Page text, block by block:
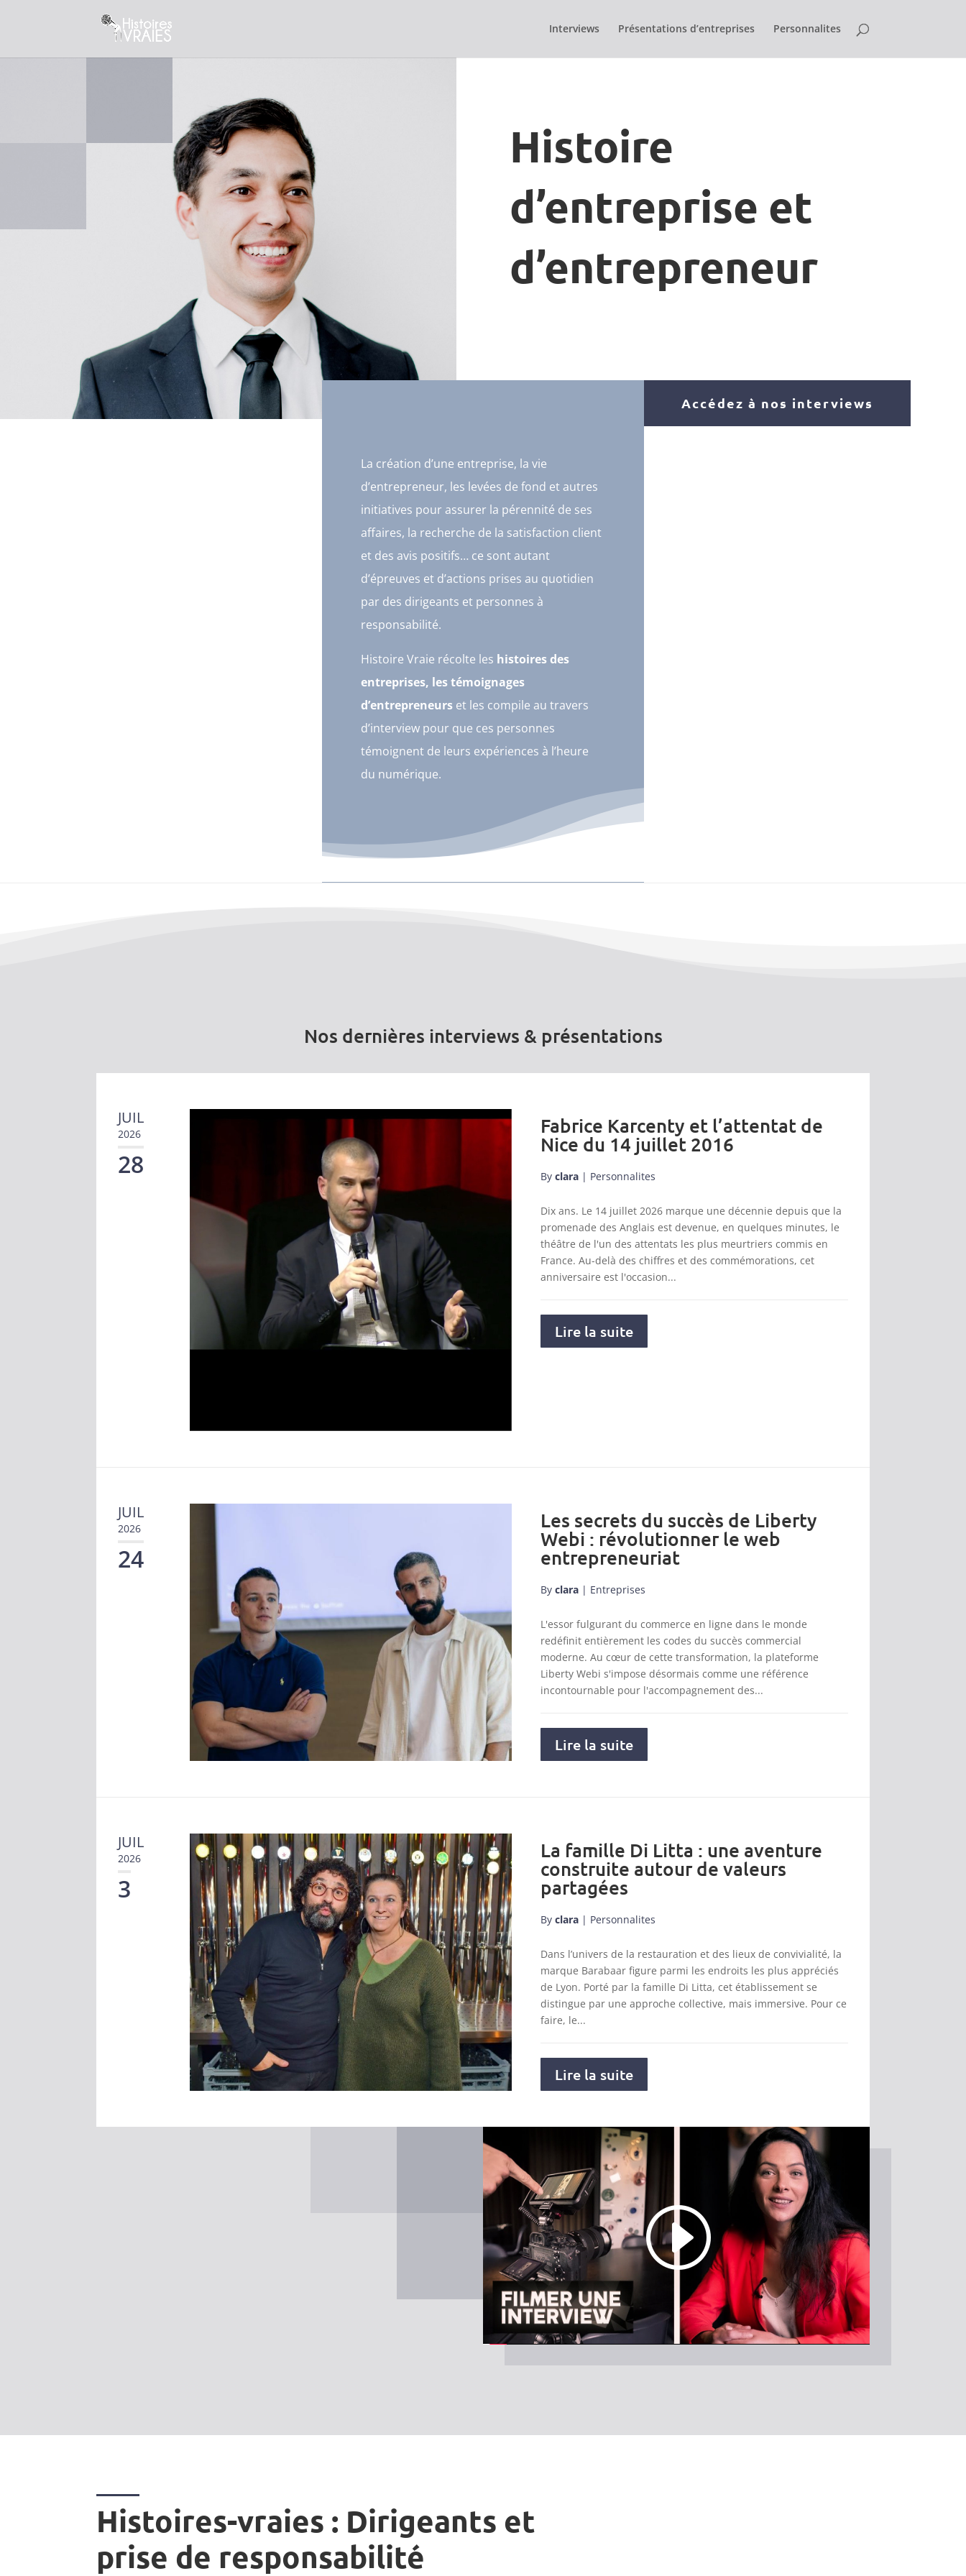
Interviews Présentations d’entreprises Personnalites
Histoire
d’entreprise et
d’entrepreneur
La création d’une entreprise, la vie
d’entrepreneur, les levées de fond et autres
initiatives pour assurer la pérennité de ses
affaires, la recherche de la satisfaction client
et des avis positifs… ce sont autant
d’épreuves et d’actions prises au quotidien
par des dirigeants et personnes à
responsabilité.
Histoire Vraie récolte les histoires des
entreprises, les témoignages
d’entrepreneurset les compile au travers
d’interview pour que ces personnes
témoignent de leurs expériences à l’heure
du numérique.
Accédez à nos interviews
Nos dernières interviews & présentations
JUIL
2026
28
Fabrice Karcenty et l’attentat de
Nice du 14 juillet 2016
By clara | Personnalites
Dix ans. Le 14 juillet 2026 marque une décennie depuis que la
promenade des Anglais est devenue, en quelques minutes, le
théâtre de l'un des attentats les plus meurtriers commis en
France. Au-delà des chiffres et des commémorations, cet
anniversaire est l'occasion...
Lire la suite
JUIL
2026
24
Les secrets du succès de Liberty
Webi : révolutionner le web
entrepreneuriat
By clara | Entreprises
L'essor fulgurant du commerce en ligne dans le monde
redéfinit entièrement les codes du succès commercial
moderne. Au cœur de cette transformation, la plateforme
Liberty Webi s'impose désormais comme une référence
incontournable pour l'accompagnement des...
Lire la suite
JUIL
2026
3
La famille Di Litta : une aventure
construite autour de valeurs
partagées
By clara | Personnalites
Dans l’univers de la restauration et des lieux de convivialité, la
marque Barabaar figure parmi les endroits les plus appréciés
de Lyon. Porté par la famille Di Litta, cet établissement se
distingue par une approche collective, mais immersive. Pour ce
faire, le...
Lire la suite
Histoires-vraies : Dirigeants et
prise de responsabilité